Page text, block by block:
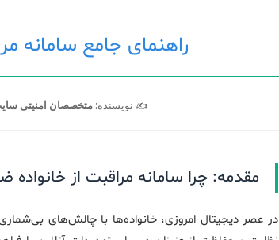
راهنمای جامع سامانه
✍️ نویسنده:متخصصان امنیتی
مقدمه: چرا سامانه مراقبت از
در عصر دیجیتال امروزی، خانواده‌ها با چالش‌های